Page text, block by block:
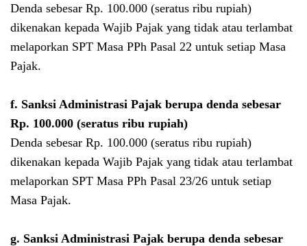
Denda sebesar Rp. 100.000 (seratus ribu rupiah)
dikenakan kepada Wajib Pajak yang tidak atau terlambat
melaporkan SPT Masa PPh Pasal 22 untuk setiap Masa
Pajak.
f. Sanksi Administrasi Pajak berupa denda sebesar
Rp. 100.000 (seratus ribu rupiah)
Denda sebesar Rp. 100.000 (seratus ribu rupiah)
dikenakan kepada Wajib Pajak yang tidak atau terlambat
melaporkan SPT Masa PPh Pasal 23/26 untuk setiap
Masa Pajak.
g. Sanksi Administrasi Pajak berupa denda sebesar